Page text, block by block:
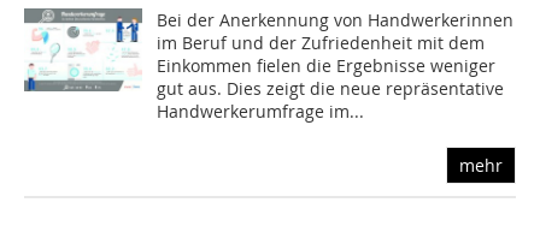
Bei der Anerkennung von Handwerkerinnen
im Beruf und der Zufriedenheit mit dem
Einkommen fielen die Ergebnisse weniger
gut aus. Dies zeigt die neue repräsentative
Handwerkerumfrage im...
mehr